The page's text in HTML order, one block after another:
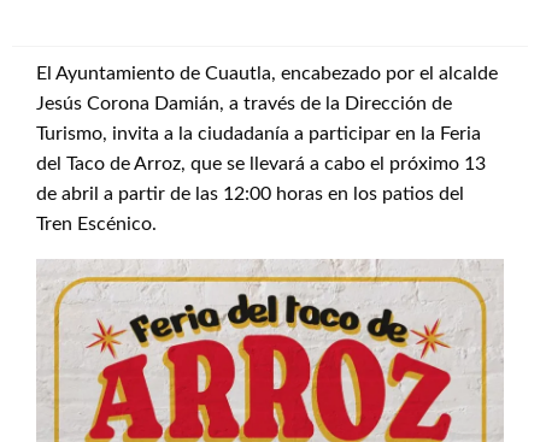
El Ayuntamiento de Cuautla, encabezado por el alcalde
Jesús Corona Damián, a través de la Dirección de
Turismo, invita a la ciudadanía a participar en la Feria
del Taco de Arroz, que se llevará a cabo el próximo 13
de abril a partir de las 12:00 horas en los patios del
Tren Escénico.